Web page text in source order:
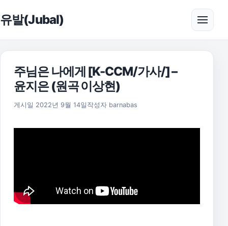
유발(Jubal) 메뉴
주님은 나에게 [K-CCM/가사/] –
윤지은 (원곡 이상현)
게시일 2022년 9월 14일 작성자 barnabas